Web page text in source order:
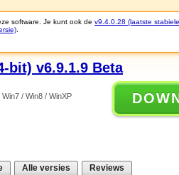
software. Je kunt ook de v9.4.0.28 (laatste
bit) v6.9.1.9 Beta
/ Win8 / WinXP
Alle versies Reviews